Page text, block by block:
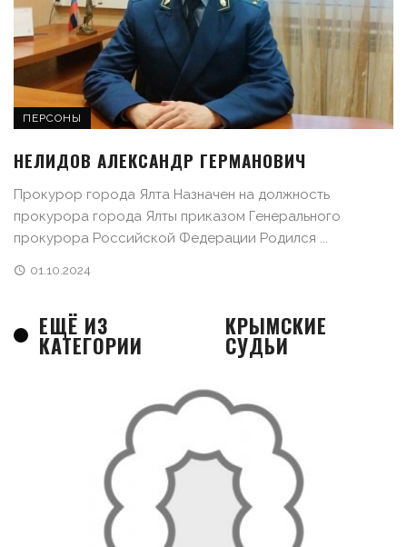
ПЕРСОНЫ
НЕЛИДОВ АЛЕКСАНДР ГЕРМАНОВИЧ
Прокурор города Ялта Назначен на должность
прокурора города Ялты приказом Генерального
прокурора Российской Федерации Родился ...
01.10.2024
ЕЩЁ ИЗ
КАТЕГОРИИ
КРЫМСКИЕ
СУДЬИ